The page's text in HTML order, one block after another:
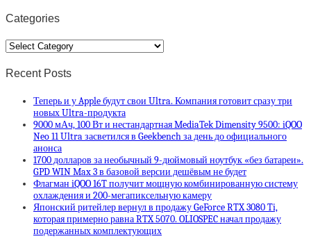
Categories
Categories
Recent Posts
Теперь и у Apple будут свои Ultra. Компания готовит сразу три
новых Ultra-продукта
9000 мАч, 100 Вт и нестандартная MediaTek Dimensity 9500: iQOO
Neo 11 Ultra засветился в Geekbench за день до официального
анонса
1700 долларов за необычный 9-дюймовый ноутбук «без батареи».
GPD WIN Max 3 в базовой версии дешёвым не будет
Флагман iQOO 16T получит мощную комбинированную систему
охлаждения и 200-мегапиксельную камеру
Японский ритейлер вернул в продажу GeForce RTX 3080 Ti,
которая примерно равна RTX 5070. OLIOSPEC начал продажу
подержанных комплектующих